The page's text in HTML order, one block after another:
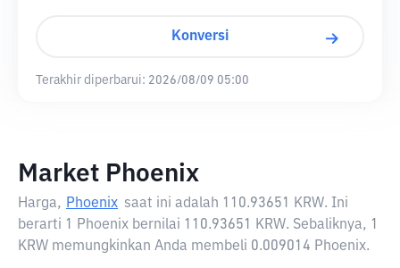
Konversi
Terakhir diperbarui: 2026/08/09 05:00
Market Phoenix
Harga, Phoenix saat ini adalah 110.93651 KRW. Ini
berarti 1 Phoenix bernilai 110.93651 KRW. Sebaliknya, 1
KRW memungkinkan Anda membeli 0.009014 Phoenix.